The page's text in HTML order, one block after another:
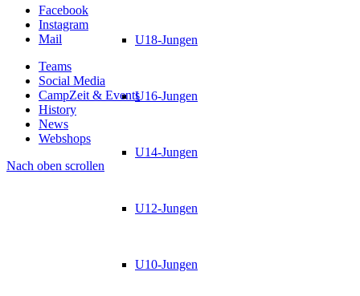
U18-Jungen
U16-Jungen
U14-Jungen
U12-Jungen
U10-Jungen
Facebook
Instagram
Mail
Teams
Social Media
CampZeit & Events
History
News
Webshops
Nach oben scrollen